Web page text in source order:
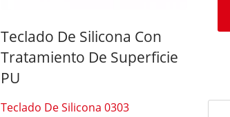
Teclado De Silicona Con
Tratamiento De Superficie
PU
Teclado De Silicona 0303